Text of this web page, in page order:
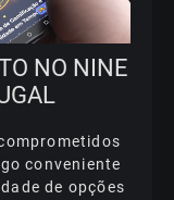
NО NІNЕ
соnvеnіеntе
dе орçõеs